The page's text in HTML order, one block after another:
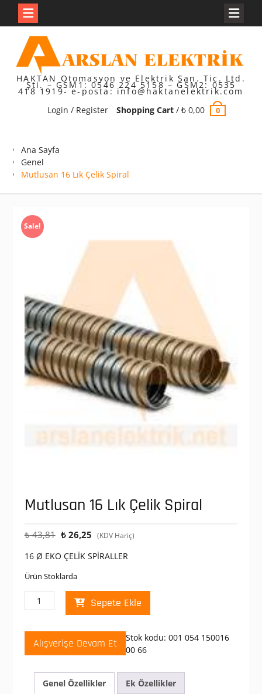
content
HAKTAN Otomasyon ve Elektrik San. Tic. Ltd.
Şti. – GSM1: 0546 224 5158 – GSM2: 0535
418 1919- e-posta: info@haktanelektrik.com
Login / Register
Shopping Cart/ ₺0,00 0
Ana Sayfa
Genel
Mutlusan 16 Lık Çelik Spiral
Sale!
Mutlusan 16 Lık Çelik Spiral
₺43,81 Orijinal
₺ 43,81.
₺26,25 Şu
fiyat:
(KDV Hariç)
16 Ø EKO ÇELİK SPİRALLER
Ürün Stoklarda
Mutlusan
16
Çelik
Spiral
adet
Sepete Ekle
Alışverişe Devam Et Stok kodu: 001 054 150016
00 66
Genel Özellikler
Ek Özellikler